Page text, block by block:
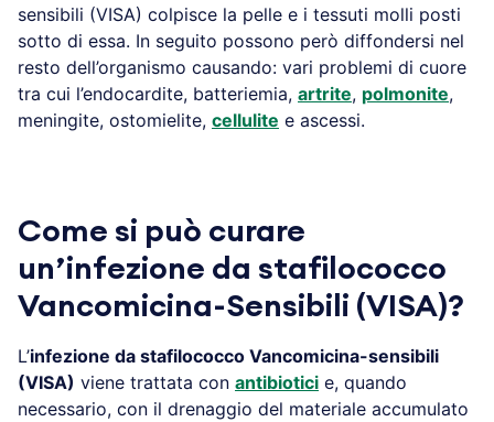
sensibili (VISA) colpisce la pelle e i tessuti molli posti
sotto di essa. In seguito possono però diffondersi nel
resto dell’organismo causando: vari problemi di cuore
tra cui l’endocardite, batteriemia, artrite, polmonite,
meningite, ostomielite, cellulite e ascessi.
Come si può curare
un’infezione da stafilococco
Vancomicina-Sensibili (VISA)?
L’infezione da stafilococco Vancomicina-sensibili
(VISA) viene trattata con antibiotici e, quando
necessario, con il drenaggio del materiale accumulato